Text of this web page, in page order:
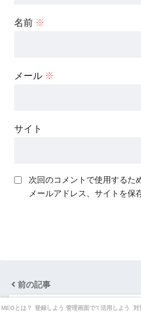
名前 ※
メール ※
サイト
次回のコメントで使用するた
メールアドレス、サイトを保
前の記事
MEOとは？ 登録しよう 管理画面でできることは？
活用しよう 対